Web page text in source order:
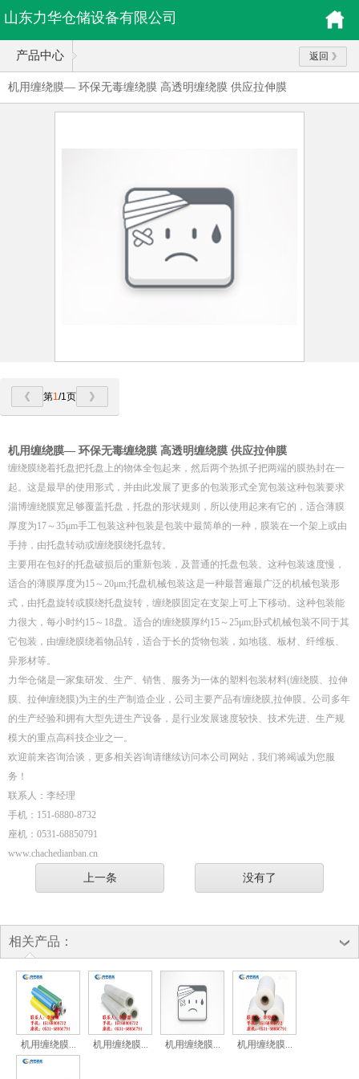
山东力华仓储设备有限公司
产品中心 返回
机用缠绕膜— 环保无毒缠绕膜 高透明缠绕膜 供应拉伸膜
第1/1页
机用缠绕膜— 环保无毒缠绕膜 高透明缠绕膜 供应拉伸膜
缠绕膜绕着托盘把托盘上的物体全包起来，然后两个热抓子把两端的膜热封在一
起。这是最早的使用形式，并由此发展了更多的包装形式全宽包装这种包装要求
淄博缠绕膜宽足够覆盖托盘，托盘的形状规则，所以使用起来有它的，适合薄膜
厚度为17～35μm手工包装这种包装是包装中最简单的一种，膜装在一个架上或由
手持，由托盘转动或缠绕膜绕托盘转。
主要用在包好的托盘破损后的重新包装，及普通的托盘包装。这种包装速度慢，
适合的薄膜厚度为15～20μm;托盘机械包装这是一种最普遍最广泛的机械包装形
式，由托盘旋转或膜绕托盘旋转，缠绕膜固定在支架上可上下移动。这种包装能
力很大，每小时约15～18盘。适合的缠绕膜厚约15～25μm;卧式机械包装不同于其
它包装，由缠绕膜绕着物品转，适合于长的货物包装，如地毯、板材、纤维板、
异形材等。
力华仓储是一家集研发、生产、销售、服务为一体的塑料包装材料(缠绕膜、拉伸
膜、拉伸缠绕膜)为主的生产制造企业，公司主要产品有缠绕膜,拉伸膜。公司多年
的生产经验和拥有大型先进生产设备，是行业发展速度较快、技术先进、生产规
模大的重点高科技企业之一。
欢迎前来咨询洽谈，更多相关咨询请继续访问本公司网站，我们将竭诚为您服
务！
联系人：李经理
手机：151-6880-8732
座机：0531-68850791
www.chachedianban.cn
上一条 没有了
相关产品：
机用缠绕膜... 机用缠绕膜... 机用缠绕膜... 机用缠绕膜...